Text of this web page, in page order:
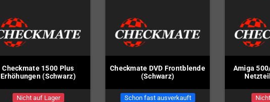
Checkmate 1500 Plus
Erhöhungen (Schwarz)
Nicht auf Lager
Checkmate DVD Frontblende
(Schwarz)
Schon fast ausverkauft
Amiga